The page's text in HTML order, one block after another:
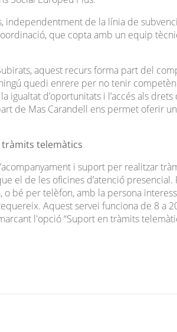
independentment de la línia de
que copta amb un equip
aquest recurs forma part del
quedi enrere per no tenir
igualtat d’oportunitats i l’accés als drets
de Mas Carandell ens permet oferir
tràmits telemàtics
i suport per realitzar
el de les oficines d’atenció presencial.
bé per telèfon, amb la persona
Aquest servei funciona de 8 a
l'opció “Suport en tràmits